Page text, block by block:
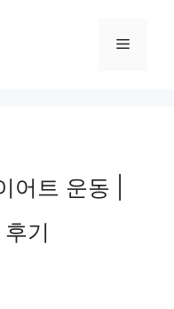
Menu
어트 운동 |
기